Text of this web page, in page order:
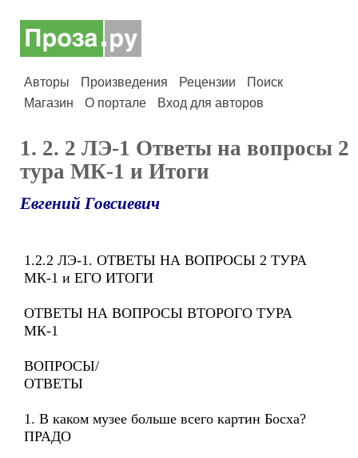
Авторы Произведения Рецензии
Поиск
Магазин
О портале Вход для авторов
1. 2. 2 ЛЭ-1 Ответы на вопросы 2
тура МК-1 и Итоги
Евгений Говсиевич
1.2.2 ЛЭ-1. ОТВЕТЫ НА ВОПРОСЫ 2 ТУРА
МК-1 и ЕГО ИТОГИ
ОТВЕТЫ НА ВОПРОСЫ ВТОРОГО ТУРА
МК-1
ВОПРОСЫ/
ОТВЕТЫ
1. В каком музее больше всего картин Босха?
ПРАДО